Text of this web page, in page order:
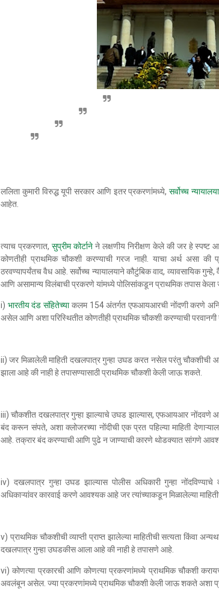
ललिता कुमारी विरुद्ध यूपी सरकार आणि इतर प्रकरणांमध्ये, सर्वोच्च
आहेत.
त्याच प्रकरणात, सुप्रीम कोर्टानेने लक्षणीय निरीक्षण केले की जर हे स्पष्ट
कोणतीही प्राथमिक चौकशी करण्याची गरज नाही. याचा अर्थ असा
ठरवण्यापर्यंतच वैध आहे. सर्वोच्च न्यायालयाने कौटुंबिक वाद, व्यावसायिक
आणि असामान्य विलंबाची प्रकरणे यांमध्ये पोलिसांकडून प्राथमिक तपास
i) भारतीय दंड संहितेच्याकलम 154 अंतर्गत एफआयआरची नोंदणी करणे
असेल आणि अशा परिस्थितीत कोणतीही प्राथमिक चौकशी करण्याची
ii) जर मिळालेली माहिती दखलपात्र गुन्हा उघड करत नसेल परंतु
झाला आहे की नाही हे तपासण्यासाठी प्राथमिक चौकशी केली जाऊ शकते.
iii) चौकशीत दखलपात्र गुन्हा झाल्याचे उघड झाल्यास, एफआयआर नोंदवणे
बंद करून संपते, अशा क्लोजरच्या नोंदीची एक प्रत पहिल्या माहिती
आहे. तक्रार बंद करण्याची आणि पुढे न जाण्याची कारणे थोडक्यात सांगणे
iv) दखलपात्र गुन्हा उघड झाल्यास पोलीस अधिकारी गुन्हा
अधिकाऱ्यांवर कारवाई करणे आवश्यक आहे जर त्यांच्याकडून मिळालेल्या
v) प्राथमिक चौकशीची व्याप्ती प्राप्त झालेल्या माहितीची सत्यता किंवा
दखलपात्र गुन्हा उघडकीस आला आहे की नाही हे तपासणे आहे.
vi) कोणत्या प्रकारची आणि कोणत्या प्रकरणांमध्ये प्राथमिक चौकशी
अवलंबून असेल. ज्या प्रकरणांमध्ये प्राथमिक चौकशी केली जाऊ शकते अशा